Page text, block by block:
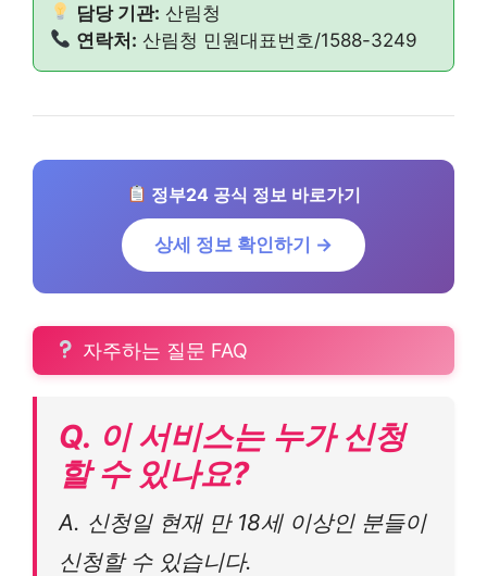
담당 기관: 산림청
연락처: 산림청 민원대표번호/1588-3249
정부24 공식 정보 바로가기
상세 정보 확인하기 →
자주하는 질문 FAQ
Q. 이 서비스는 누가 신청
할 수 있나요?
A. 신청일 현재 만 18세 이상인 분들이
신청할 수 있습니다.